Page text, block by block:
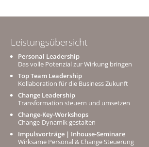
Leistungsübersicht
Personal Leadership
Das volle Potenzial zur Wirkung bringen
Top Team Leadership
Kollaboration für die Business Zukunft
Change Leadership
Transformation steuern und umsetzen
Change-Key-Workshops
Change-Dynamik gestalten
Impulsvorträge | Inhouse-Seminare
Wirksame Personal & Change Steuerung